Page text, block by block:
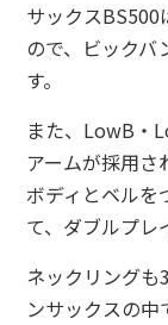
サックス
ので、ビックバ
す。
また、LowB・
アームが採用さ
ボディとベルを
て、ダブルプレ
ネックリングも
ンサックスの中